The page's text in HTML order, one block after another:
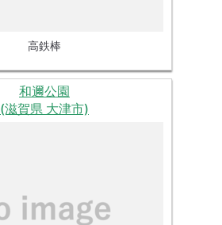
高鉄棒
和邇公園
(滋賀県 大津市)